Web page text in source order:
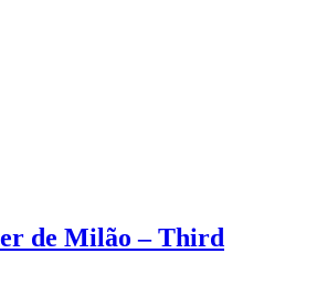
de Milão – Third